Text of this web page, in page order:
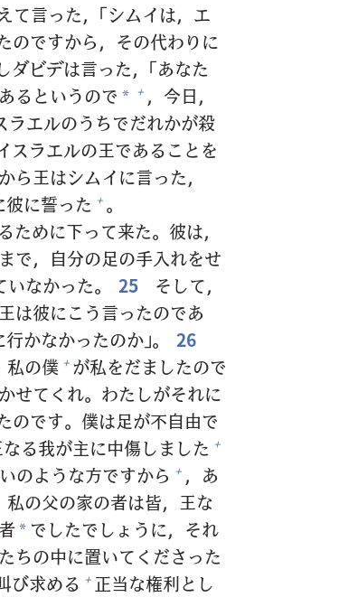
て言った，「シムイは，エ
のですから，その代わりに
ダビデは言った，「あなた
るというので * + ， 今日，
ラエルのうちでだれかが殺
スラエルの王であることを
ら王はシムイに言った，
彼に誓った + 。
ために下って来た。 彼は，
まで， 自分の足の手入れをせ
いなかった。 25
そして，
王は彼にこう言ったのであ
行かなかったのか」。
26
私の僕 + が私をだましたので
かせてくれ。わたしがそれに
のです。 僕は足が不自由で
なる我が主に中傷しました +
いのような方ですから + ，あ
私の父の家の者は皆， 王な
者* でしたでしょうに，それ
たちの中に置いてくださった
び求める + 正当な権利とし